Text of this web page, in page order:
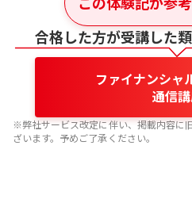
合格した方が受講した
ファイナンシャ
通信
※弊社サービス改定に伴い、掲載内容に
ざいます。予めご了承ください。